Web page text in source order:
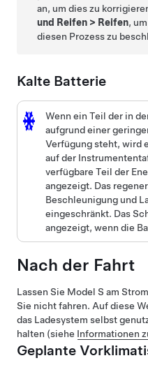
an, um dies zu
und Reifen > Reifen,
diesen Prozess zu
Kalte Batterie
Wenn ein Teil der in
aufgrund einer
Verfügung steht, wird
aufder
verfügbare Teil der
angezeigt. Das
Beschleunigung und
eingeschränkt. Das
angezeigt, wenn die
Nach der Fahrt
Lassen Sie Model S am
Sie nicht fahren. Auf diese
das Ladesystem selbst
halten (siehe Informationen
Geplante